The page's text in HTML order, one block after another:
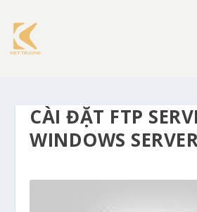
CÀI ĐẶT FTP
WINDOWS